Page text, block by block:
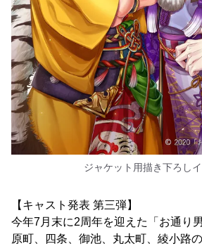
ジャケット用描き下ろし
【キャスト発表 第三弾】
今年7月末に2周年を迎えた「お通り
原町、四条、御池、丸太町、綾小路